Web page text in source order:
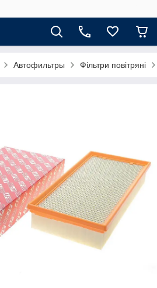
Автофильтры Фільтри повітряні